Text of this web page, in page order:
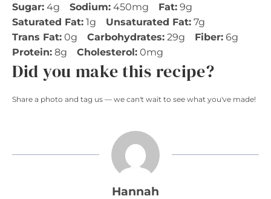
Sugar: 4g Sodium: 450mg Fat: 9g
Saturated Fat: 1g Unsaturated Fat: 7g
Trans Fat: 0g Carbohydrates: 29g Fiber: 6g
Protein: 8g Cholesterol: 0mg
Did you make this recipe?
Share a photo and tag us — we can't wait to see what you've made!
Hannah